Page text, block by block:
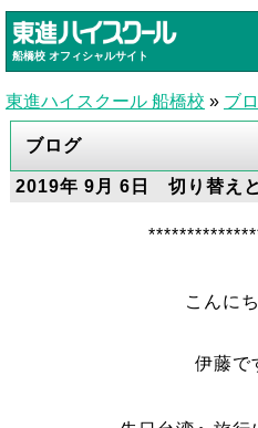
船橋校 オフィシャルサイト
東進ハイスクール 船橋校 » ブ
ブログ
2019年 9月 6日 切り替え
こんに
伊藤で